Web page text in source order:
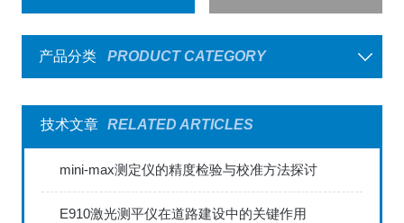
载
产品分类
PRODUCT CATEGORY
技术文章 RELATED ARTICLES
mini-max测定仪的精度检验与校准方法探讨
E910激光测平仪在道路建设中的关键作用